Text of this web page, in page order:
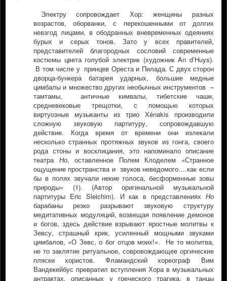
Электру сопровождает Хор: женщины разных
возрастов, оборванки, с перекошенными от долгих
невзгод лицами, в ободранных вневременных одеяниях
бурых и серых тонов. Зато у всех правителей,
представителей благородных сословий современные
костюмы цвета голубой электрик (художник An d’Huys).
В том числе у принцев Ореста и Пилада. С двух сторон
дворца-бункера батарея ударных, большие медные
цимбалы и множество других необычных инструментов –
тамтамы, античные кимвалы, тибетские чаши,
средневековые трещотки, с помощью которых
виртуозные музыканты из трио Хénakis производили
сложную звуковую партитуру, сопровождавшую
действие. Когда время от времени они излекали
несколько странных протяжных звуков из гонга, своего
рода стоны и восклицания, это напоминало описание
театра Но, оставленное Полем Клоделем «Странное
ощущение пространства и звуков неведомого….как если
бы в полях звучали некие голоса, бесформенные зовы
природы» (1). (Автор оригинальной музыкальной
партитуры Eric Sleichim). И как в представлениях Но
барабаны резко разрывают звуковую структуру
медитативных модуляций, возвещая появление демонов
и богов, здесь действие взрывают яростные молитвы к
Зевсу, страшный крик, усиленный мощными звуками
цимбалов, «О Зевс, о бог отцов моих!». Не то молитва,
не то заклятие ритуальное, совровождающее оргические
пляски хористов. Фламандский хореограф Вим
Вандекейбус превратил вступления Хора в музыкальных
антрактах, описанных у греческого трагика, в танцы